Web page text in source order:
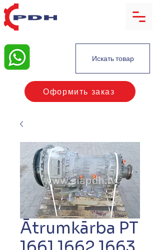
Искать товар
Оформить заказ
Ātrumkārba PT